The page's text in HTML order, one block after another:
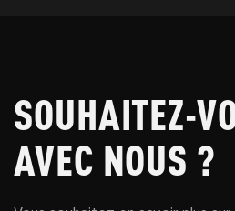
SOUHAITEZ-
AVEC NOUS ?